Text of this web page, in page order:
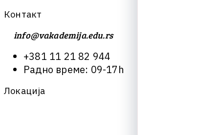
Контакт
info@vakademija.edu.rs
+381 11 21 82 944
Радно време: 09-17h
Локација